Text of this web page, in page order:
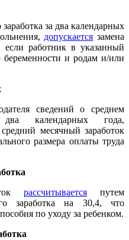
за два календарных
допускается замена
работник в указанный
беременности и родам и/или
сведений о среднем
календарных года,
месячный заработок
размера оплаты труда
рассчитывается путем
заработка на 30,4, что
по уходу за ребенком.